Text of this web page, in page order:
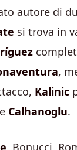
autore di
si trova in
,
Kalinic
e Calhanoglu.
, Bonucci,